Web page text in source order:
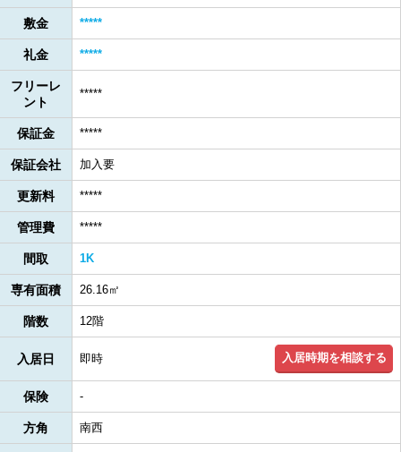
敷金 *****
礼金 *****
フリーレ
ント
*****
保証金 *****
保証会社 加入要
更新料 *****
管理費 *****
間取 1K
専有面積 26.16㎡
階数 12階
入居日 即時 入居時期を相談する
保険 -
方角 南西